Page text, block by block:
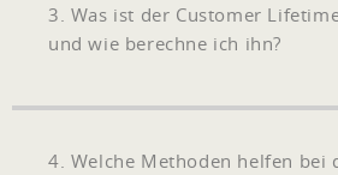
3. Was ist der Customer
und wie berechne ich ihn?
4. Welche Methoden helfen bei